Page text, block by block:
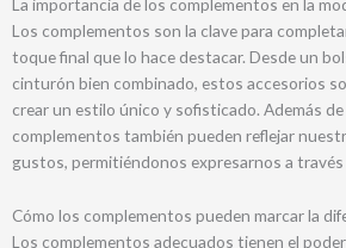
Los complementos son la clave para
toque final que lo hace destacar. Desde un
cinturón bien combinado, estos accesorios
crear un estilo único y sofisticado. Además
complementos también pueden reflejar
gustos, permitiéndonos expresarnos a través
Cómo los complementos pueden marcar la
Los complementos adecuados tienen el